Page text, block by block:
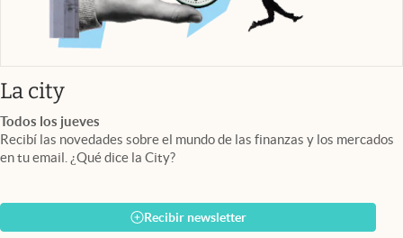
La cityabre en nueva pestaña
Todos los jueves
Recibí las novedades sobre el mundo de las finanzas y los mercados
en tu email. ¿Qué dice la City?
Recibir newsletter